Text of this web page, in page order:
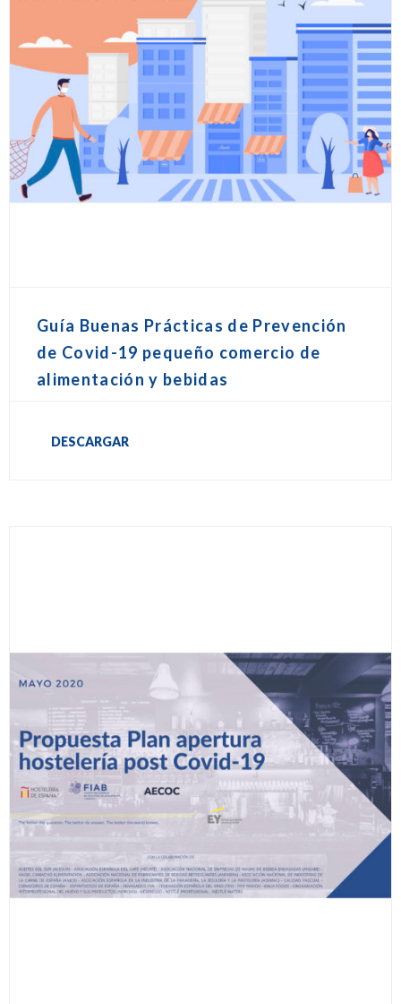
Guía Buenas Prácticas de Prevención
de Covid-19 pequeño comercio de
alimentación y bebidas
DESCARGAR